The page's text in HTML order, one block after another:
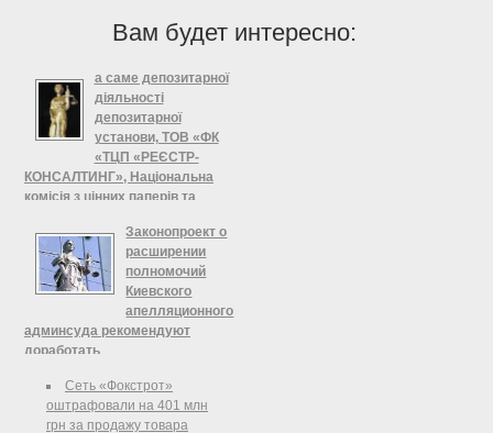
Вам будет интересно:
а саме депозитарної
діяльності
депозитарної
установи, ТОВ «ФК
«ТЦП «РЕЄСТР-
КОНСАЛТИНГ», Національна
комісія з цінних паперів та
Щодо видачі ліцензії на
провадження професійної діяльності
на фондовому ринку —
депозитарної діяльності, а саме
депозитарної діяльності
депозитарної установи, ТОВ «ФК
Законопроект о
расширении
полномочий
Киевского
апелляционного
админсуда рекомендуют
доработать
Комитет по вопросам
верховенства права и правосудия
рекомендует парламенту
Сеть «Фокстрот»
оштрафовали на 401 млн
грн за продажу товара